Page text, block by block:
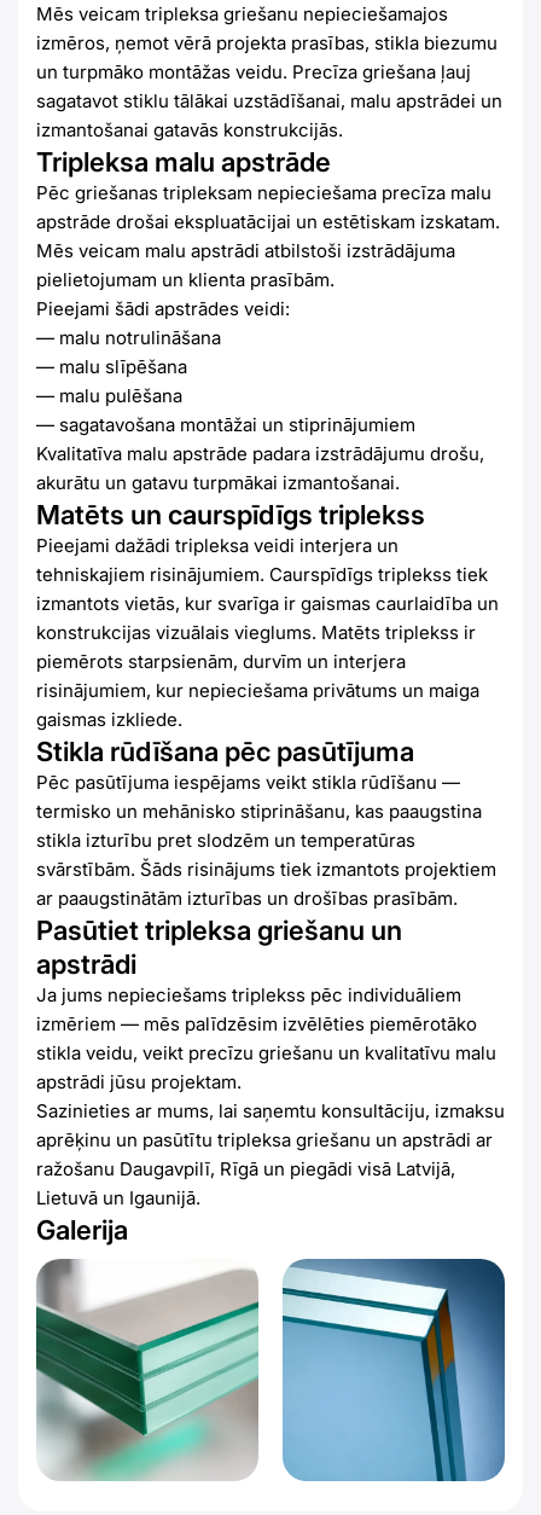
Mēs veicam tripleksa griešanu nepieciešamajos
izmēros, ņemot vērā projekta prasības, stikla biezumu
un turpmāko montāžas veidu. Precīza griešana ļauj
sagatavot stiklu tālākai uzstādīšanai, malu apstrādei un
izmantošanai gatavās konstrukcijās.
Tripleksa malu apstrāde
Pēc griešanas tripleksam nepieciešama precīza malu
apstrāde drošai ekspluatācijai un estētiskam izskatam.
Mēs veicam malu apstrādi atbilstoši izstrādājuma
pielietojumam un klienta prasībām.
Pieejami šādi apstrādes veidi:
— malu notrulināšana
— malu slīpēšana
— malu pulēšana
— sagatavošana montāžai un stiprinājumiem
Kvalitatīva malu apstrāde padara izstrādājumu drošu,
akurātu un gatavu turpmākai izmantošanai.
Matēts un caurspīdīgs triplekss
Pieejami dažādi tripleksa veidi interjera un
tehniskajiem risinājumiem. Caurspīdīgs triplekss tiek
izmantots vietās, kur svarīga ir gaismas caurlaidība un
konstrukcijas vizuālais vieglums. Matēts triplekss ir
piemērots starpsienām, durvīm un interjera
risinājumiem, kur nepieciešama privātums un maiga
gaismas izkliede.
Stikla rūdīšana pēc pasūtījuma
Pēc pasūtījuma iespējams veikt stikla rūdīšanu —
termisko un mehānisko stiprināšanu, kas paaugstina
stikla izturību pret slodzēm un temperatūras
svārstībām. Šāds risinājums tiek izmantots projektiem
ar paaugstinātām izturības un drošības prasībām.
Pasūtiet tripleksa griešanu un
apstrādi
Ja jums nepieciešams triplekss pēc individuāliem
izmēriem — mēs palīdzēsim izvēlēties piemērotāko
stikla veidu, veikt precīzu griešanu un kvalitatīvu malu
apstrādi jūsu projektam.
Sazinieties ar mums, lai saņemtu konsultāciju, izmaksu
aprēķinu un pasūtītu tripleksa griešanu un apstrādi ar
ražošanu Daugavpilī, Rīgā un piegādi visā Latvijā,
Lietuvā un Igaunijā.
Galerija